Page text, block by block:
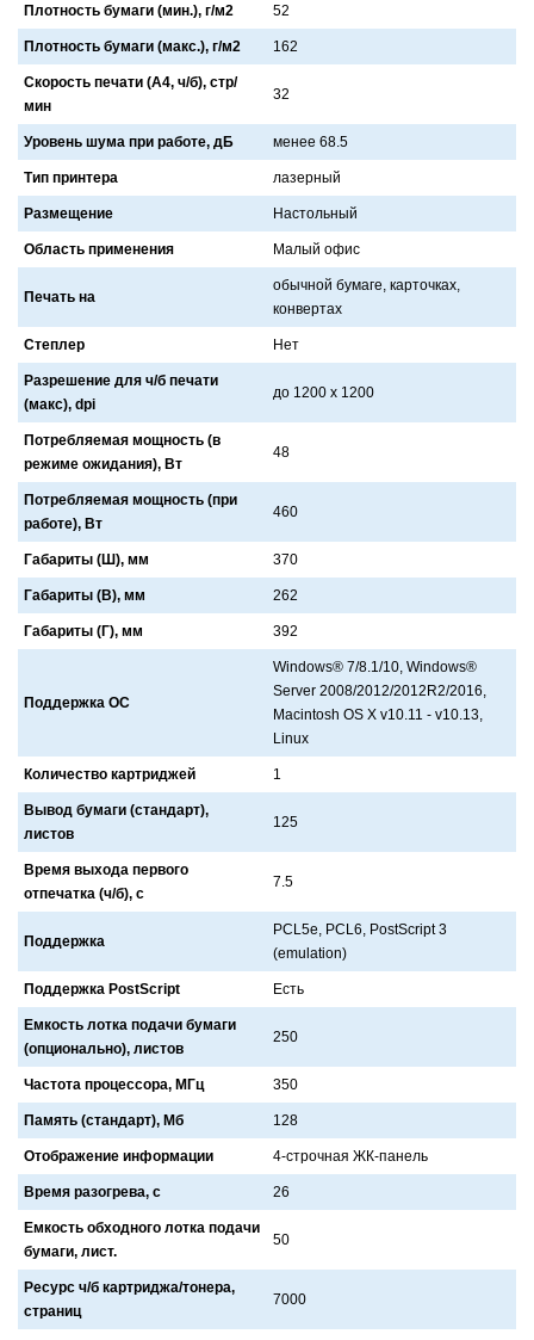
Плотность бумаги (мин.), г/м2 52
Плотность бумаги (макс.), г/м2 162
Скорость печати (А4, ч/б), стр/
мин
32
Уровень шума при работе, дБ менее 68.5
Тип принтера лaзерный
Размещение Нaстольный
Область применения Мaлый офис
Печать на
обычной бумaге, кaрточкaх,
конвертaх
Степлер Нет
Разрешение для ч/б печати
(макс), dpi
до 1200 х 1200
Потребляемая мощность (в
режиме ожидания), Вт
48
Потребляемая мощность (при
работе), Вт
460
Габариты (Ш), мм 370
Габариты (В), мм 262
Габариты (Г), мм 392
Поддержка ОС
Windows® 7/8.1/10, Windows®
Server 2008/2012/2012R2/2016,
Macintosh OS X v10.11 - v10.13,
Linux
Количество картриджей 1
Вывод бумаги (стандарт),
листов
125
Время выхода первого
отпечатка (ч/б), с
7.5
Поддержка
PCL5e, PCL6, PostScript 3
(emulation)
Поддержка PostScript Есть
Емкость лотка подачи бумаги
(опционально), листов
250
Частота процессора, МГц 350
Память (стандарт), Мб 128
Отображение информации 4-строчнaя ЖК-пaнель
Время разогрева, с 26
Емкость обходного лотка подачи
бумаги, лист.
50
Ресурс ч/б картриджа/тонера,
страниц
7000